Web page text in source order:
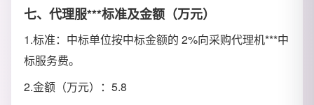
七、代理服***标准及金额（万元）
1.标准：中标单位按中标金额的 2%向采购代理机***中
标服务费。
2.金额（万元）：5.8